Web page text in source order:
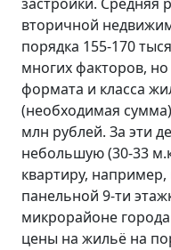
вторичной
порядка 155-170
многих факторов,
формата и класса
(необходимая
млн рублей. За эти
небольшую (30-33
квартиру,
панельной 9-ти
микрорайоне
цены на жильё на